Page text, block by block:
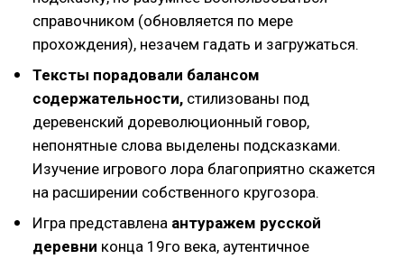
справочником (обновляется по мере
прохождения), незачем гадать и загружаться.
Тексты порадовали балансом
содержательности, стилизованы под
деревенский дореволюционный говор,
непонятные слова выделены подсказками.
Изучение игрового лора благоприятно скажется
на расширении собственного кругозора.
Игра представлена антуражем русской
деревни конца 19го века, аутентичное